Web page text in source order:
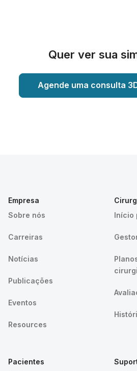
Quer ver sua
Agende uma consulta
Empresa
Sobre nós
Carreiras
Notícias
Publicações
Eventos
Resources
Início
Pacientes